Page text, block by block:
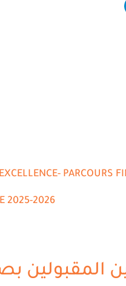
PARCOURS
2025-2026
المقبولين